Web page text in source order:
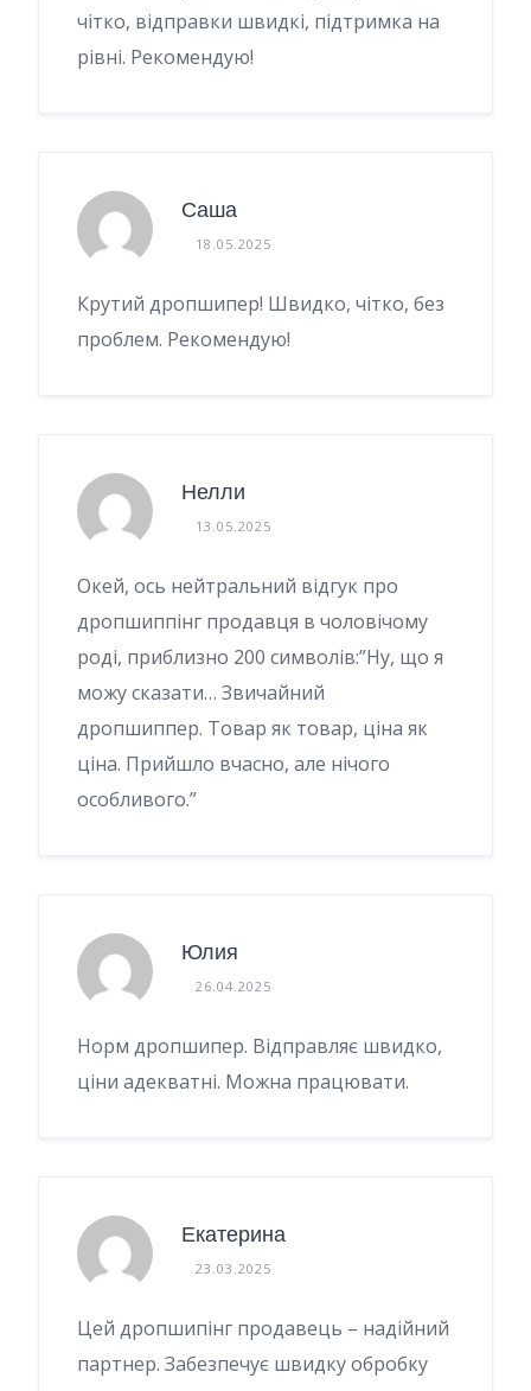
чітко, відправки швидкі, підтримка на
рівні. Рекомендую!
Саша
18.05.2025
Крутий дропшипер! Швидко, чітко, без
проблем. Рекомендую!
Нелли
13.05.2025
Окей, ось нейтральний відгук про
дропшиппінг продавця в чоловічому
роді, приблизно 200 символів:”Ну, що я
можу сказати… Звичайний
дропшиппер. Товар як товар, ціна як
ціна. Прийшло вчасно, але нічого
особливого.”
Юлия
26.04.2025
Норм дропшипер. Відправляє швидко,
ціни адекватні. Можна працювати.
Екатерина
23.03.2025
Цей дропшипінг продавець – надійний
партнер. Забезпечує швидку обробку